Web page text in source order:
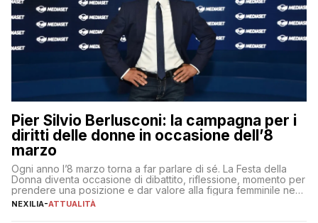
Pier Silvio Berlusconi: la campagna per i
diritti delle donne in occasione dell’8
marzo
Ogni anno l’8 marzo torna a far parlare di sé. La Festa della
Donna diventa occasione di dibattito, riflessione, momento per
prendere una posizione e dar valore alla figura femminile nella
sua complessità e crucialità. A lanciare un messaggio “forte e
NEXILIA-ATTUALITÀ